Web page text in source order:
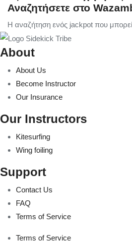
Αναζητήσετε στο
Η αναζήτηση ενός jackpot που
About
About Us
Become Instructor
Our Insurance
Our Instructors
Kitesurfing
Wing foiling
Support
Contact Us
FAQ
Terms of Service
Terms of Service